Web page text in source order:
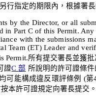
行指定的期限內，根據署
by the Director, or all
Part C of this Permit.
with the submissions
(ET) Leader and
Permit.所有提交署長並獲
證C部 所說明的許可證條
可能構成違反環評條例 (第
本許可證規定向署長提交。